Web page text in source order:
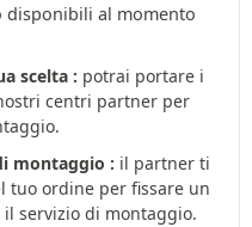
disponibili al momento
scelta : potrai portare i
centri partner per
montaggio : il partner ti
tuo ordine per fissare un
servizio di montaggio.